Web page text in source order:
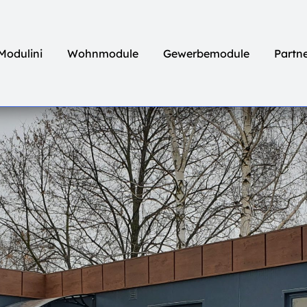
Wohnmodule Gewerbemodule